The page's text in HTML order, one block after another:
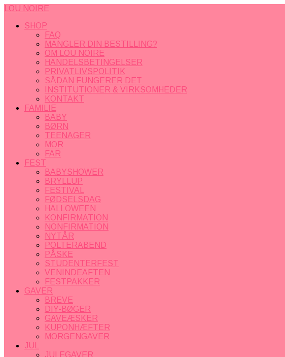
LOU NOIRE
SHOP
FAQ
MANGLER DIN BESTILLING?
OM LOU NOIRE
HANDELSBETINGELSER
PRIVATLIVSPOLITIK
SÅDAN FUNGERER DET
INSTITUTIONER & VIRKSOMHEDER
KONTAKT
FAMILIE
BABY
BØRN
TEENAGER
MOR
FAR
FEST
BABYSHOWER
BRYLLUP
FESTIVAL
FØDSELSDAG
HALLOWEEN
KONFIRMATION
NONFIRMATION
NYTÅR
POLTERABEND
PÅSKE
STUDENTERFEST
VENINDEAFTEN
FESTPAKKER
GAVER
BREVE
DIY-BØGER
GAVEÆSKER
KUPONHÆFTER
MORGENGAVER
JUL
JULEGAVER